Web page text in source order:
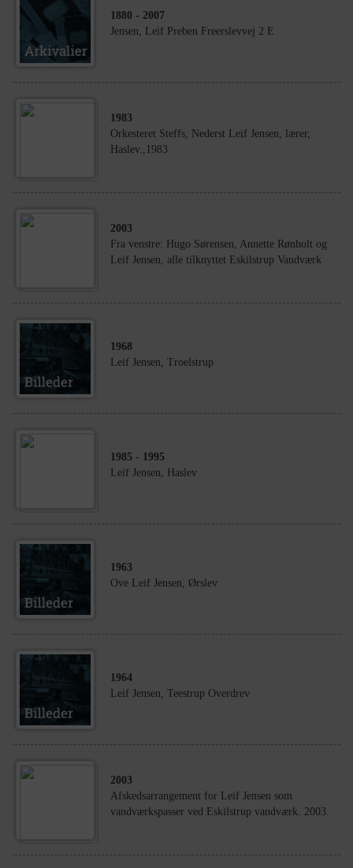
1880 - 2007
Jensen, Leif Preben Freerslevvej 2 E
1983
Orkesteret Steffs, Nederst Leif Jensen, lærer,
Haslev.,1983
2003
Fra venstre: Hugo Sørensen, Annette Rønholt og
Leif Jensen, alle tilknyttet Eskilstrup Vandværk
1968
Leif Jensen, Troelstrup
1985 - 1995
Leif Jensen, Haslev
1963
Ove Leif Jensen, Ørslev
1964
Leif Jensen, Teestrup Overdrev
2003
Afskedsarrangement for Leif Jensen som
vandværkspasser ved Eskilstrup vandværk. 2003.